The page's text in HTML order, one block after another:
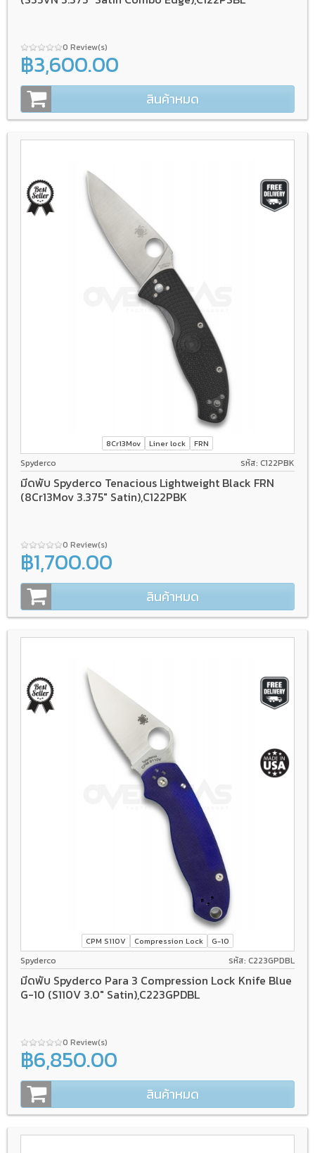
0 Review(s)
฿3,600.00
สินค้าหมด
8Cr13Mov Liner lock FRN
Spyderco รหัส: C122PBK
มีดพับ Spyderco Tenacious Lightweight Black FRN
(8Cr13Mov 3.375" Satin),C122PBK
0 Review(s)
฿1,700.00
สินค้าหมด
CPM S110V Compression Lock G-10
Spyderco รหัส: C223GPDBL
มีดพับ Spyderco Para 3 Compression Lock Knife Blue
G-10 (S110V 3.0" Satin),C223GPDBL
0 Review(s)
฿6,850.00
สินค้าหมด